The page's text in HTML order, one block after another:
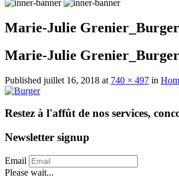
Marie-Julie
Marie-Julie
Published juillet 16, 2018 at 740 × 497 in
Restez à l'affût de nos services,
Newsletter signup
Email
Please wait...